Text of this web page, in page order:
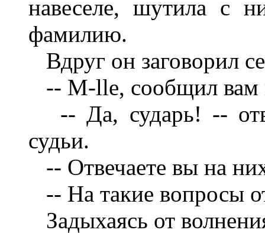
навеселе, шутила с
фамилию.
Вдруг он заговорил
-- M-lle, сообщил вам
-- Да, сударь! --
судьи.
-- Отвечаете вы на
-- На такие вопросы
Задыхаясь от